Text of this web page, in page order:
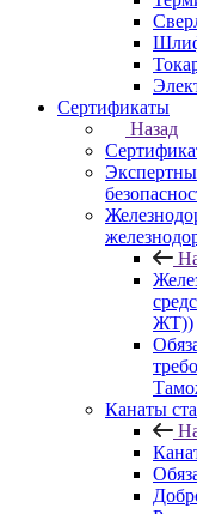
Сертификаты
Назад
ЖТ))
Канаты